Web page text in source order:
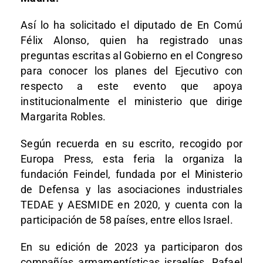
Así lo ha solicitado el diputado de En Comú
Félix Alonso, quien ha registrado unas
preguntas escritas al Gobierno en el Congreso
para conocer los planes del Ejecutivo con
respecto a este evento que apoya
institucionalmente el ministerio que dirige
Margarita Robles.
Según recuerda en su escrito, recogido por
Europa Press, esta feria la organiza la
fundación Feindel, fundada por el Ministerio
de Defensa y las asociaciones industriales
TEDAE y AESMIDE en 2020, y cuenta con la
participación de 58 países, entre ellos Israel.
En su edición de 2023 ya participaron dos